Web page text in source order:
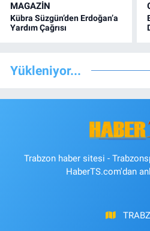
MAGAZİN
Kübra Süzgün’den Erdoğan’a
Yardım Çağrısı
Yükleniyor...
Trabzon haber sitesi -
HaberTS.com'dan